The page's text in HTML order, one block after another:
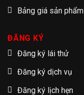
Bảng giá sản phẩm
ĐĂNG KÝ
Đăng ký lái thử
Đăng ký dịch vụ
Đăng ký lịch hẹn